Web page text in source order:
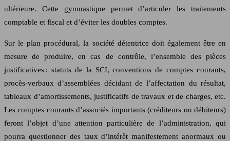
ultérieure. Cette gymnastique permet d’articuler les traitements
comptable et fiscal et d’éviter les doubles comptes.
Sur le plan procédural, la société détentrice doit également être en
mesure de produire, en cas de contrôle, l’ensemble des pièces
justificatives : statuts de la SCI, conventions de comptes courants,
procès-verbaux d’assemblées décidant de l’affectation du résultat,
tableaux d’amortissements, justificatifs de travaux et de charges, etc.
Les comptes courants d’associés importants (créditeurs ou débiteurs)
feront l’objet d’une attention particulière de l’administration, qui
pourra questionner des taux d’intérêt manifestement anormaux ou